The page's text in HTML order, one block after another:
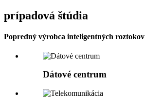
prípadová štúdia
Popredný výrobca inteligentných roztokov
Dátové centrum